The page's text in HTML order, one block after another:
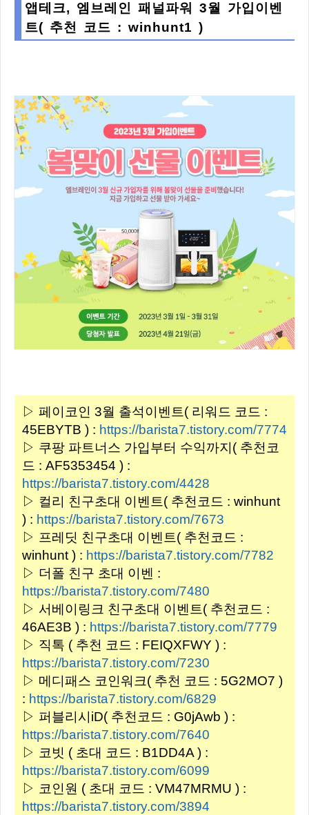
앱테크, 엠브레인 패널파워 3월 가입이벤
트( 추천 코드 : winhunt1 )
▷ 페이코인 3월 출석이벤트( 리워드 코드 :
45EBYTB ) : https://barista7.tistory.com/7774
▷ 쿠팡 파트너스 가입부터 수익까지( 추천코
드 : AF5353454 ) :
https://barista7.tistory.com/4428
▷ 컬리 친구초대 이벤트( 추천코드 : winhunt
) : https://barista7.tistory.com/7673
▷ 프레딧 친구초대 이벤트( 추천코드 :
winhunt ) : https://barista7.tistory.com/7782
▷ 더폴 친구 초대 이벤 :
https://barista7.tistory.com/7480
▷ 서베이링크 친구초대 이벤트( 추천코드 :
46AE3B ) : https://barista7.tistory.com/7779
▷ 직톡 ( 추천 코드 : FEIQXFWY ) :
https://barista7.tistory.com/7230
▷ 메디패스 코인워크( 추천 코드 : 5G2MO7 )
: https://barista7.tistory.com/6829
▷ 퍼블리시iD( 추천코드 : G0jAwb ) :
https://barista7.tistory.com/7640
▷ 코빗 ( 초대 코드 : B1DD4A ) :
https://barista7.tistory.com/6099
▷ 코인원 ( 초대 코드 : VM47MRMU ) :
https://barista7.tistory.com/3894